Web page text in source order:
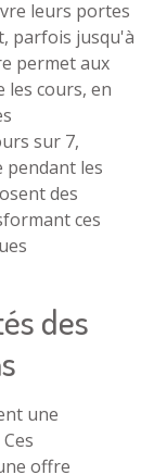
leurs portes
parfois jusqu'à
permet aux
cours, en
sur 7,
pendant les
des
ces
des
une
offre